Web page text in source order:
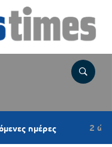
2 ώρες πριν